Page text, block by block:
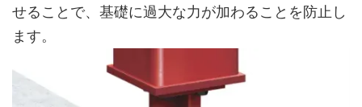
せることで、基礎に過大な力が加わることを防止し
ます。